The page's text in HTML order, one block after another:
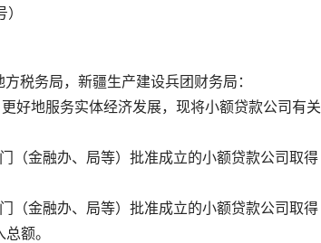
税务局，新疆生产建设兵团财务局：
地服务实体经济发展，现将小额贷款公司有关
金融办、局等）批准成立的小额贷款公司取得
金融办、局等）批准成立的小额贷款公司取得
额。